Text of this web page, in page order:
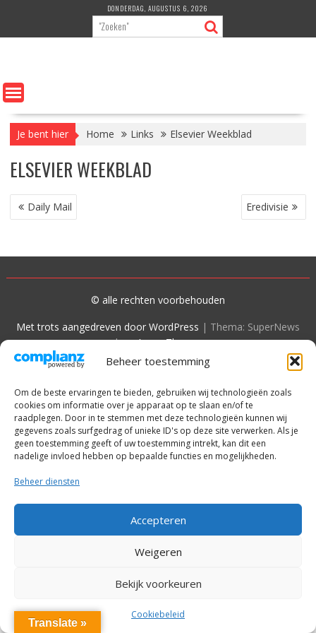
Beheer toestemming
Om de beste ervaringen te bieden, gebruiken wij technologieën zoals
cookies om informatie over je apparaat op te slaan en/of te
raadplegen. Door in te stemmen met deze technologieën kunnen wij
gegevens zoals surfgedrag of unieke ID's op deze site verwerken. Als je
geen toestemming geeft of uw toestemming intrekt, kan dit een
nadelige invloed hebben op bepaalde functies en mogelijkheden.
Beheer diensten
Accepteren
Weigeren
Bekijk voorkeuren
Cookiebeleid
de
DONDERDAG, AUGUSTUS 6, 2026
Je bent hier Home Links Elsevier Weekblad
ELSEVIER WEEKBLAD
BERICHT
NAVIGATIE
Daily Mail Eredivisie
© alle rechten voorbehouden
Met trots aangedreven door WordPress | Thema: SuperNews
doorAcme Themes
Translate »